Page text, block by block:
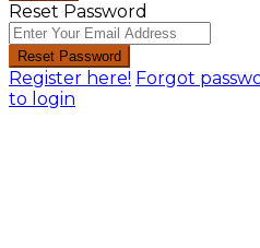
Reset Password
Reset Password
Register here! Forgot
to login